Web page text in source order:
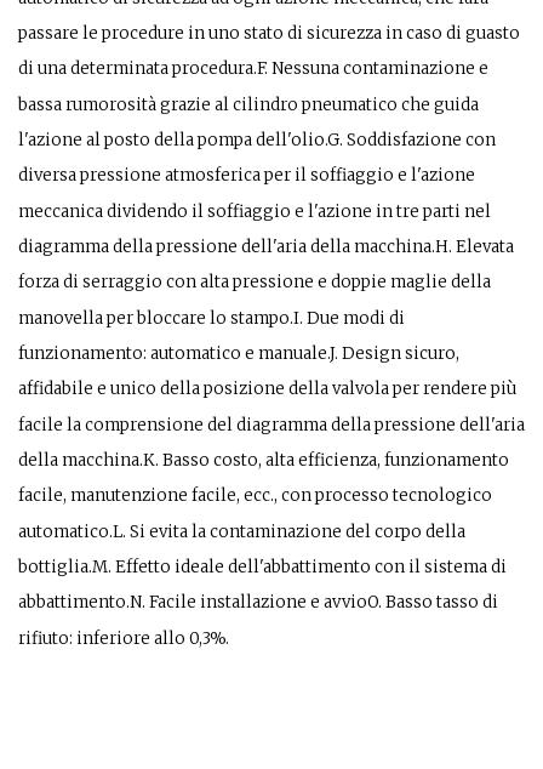
passare le procedure in uno stato di sicurezza in caso di guasto
di una determinata procedura.F. Nessuna contaminazione e
bassa rumorosità grazie al cilindro pneumatico che guida
l'azione al posto della pompa dell'olio.G. Soddisfazione con
diversa pressione atmosferica per il soffiaggio e l'azione
meccanica dividendo il soffiaggio e l'azione in tre parti nel
diagramma della pressione dell'aria della macchina.H. Elevata
forza di serraggio con alta pressione e doppie maglie della
manovella per bloccare lo stampo.I. Due modi di
funzionamento: automatico e manuale.J. Design sicuro,
affidabile e unico della posizione della valvola per rendere più
facile la comprensione del diagramma della pressione dell'aria
della macchina.K. Basso costo, alta efficienza, funzionamento
facile, manutenzione facile, ecc., con processo tecnologico
automatico.L. Si evita la contaminazione del corpo della
bottiglia.M. Effetto ideale dell'abbattimento con il sistema di
abbattimento.N. Facile installazione e avvioO. Basso tasso di
rifiuto: inferiore allo 0,3%.